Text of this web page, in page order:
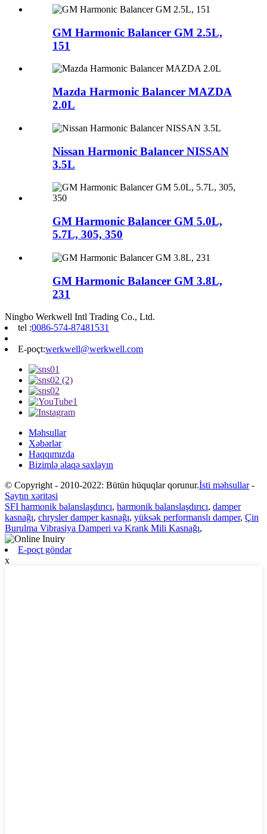
GM Harmonic Balancer GM 2.5L,
151
Mazda Harmonic Balancer MAZDA
2.0L
Nissan Harmonic Balancer NISSAN
3.5L
GM Harmonic Balancer GM 5.0L,
5.7L, 305, 350
GM Harmonic Balancer GM 3.8L,
231
Ningbo Werkwell Intl Trading Co., Ltd.
tel :0086-574-87481531
E-poçt:werkwell@werkwell.com
Məhsullar
Xəbərlər
Haqqımızda
Bizimlə əlaqə saxlayın
© Copyright - 2010-2022: Bütün hüquqlar qorunur.İsti məhsullar-
Saytın xəritəsi
SFI harmonik balanslaşdırıcı, harmonik balanslaşdırıcı, damper
kasnağı, chrysler damper kasnağı, yüksək performanslı damper, Çin
Burulma Vibrasiya Damperi və Krank Mili Kasnağı,
E-poçt göndər
x